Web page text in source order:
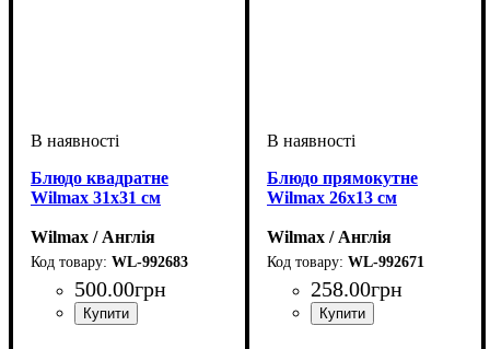
Блюдо квадратне
Wilmax 31x31 см
Wilmax / Англія
WL-992683
500.00грн
Блюдо прямокутне
Wilmax 26х13 см
Wilmax / Англія
WL-992671
258.00грн